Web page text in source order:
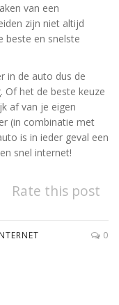
van een
zijn niet altijd
beste en snelste
in de auto dus de
Of het de beste keuze
af van je eigen
(in combinatie met
is in ieder geval een
snel internet!
Rate this post
0